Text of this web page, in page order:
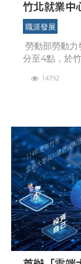
竹北就業中
1,263個工作
職涯發展
勞動部勞動力
分至4點，於
本場活動集結
14792